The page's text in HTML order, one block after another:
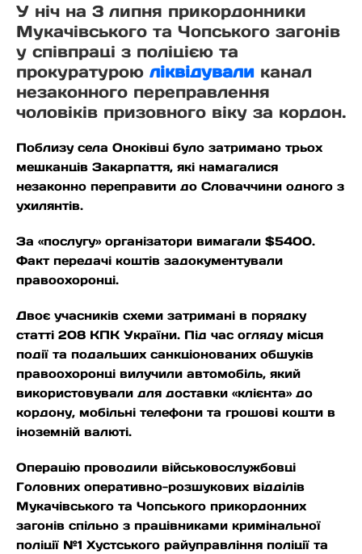
У ніч на 3 липня прикордонники
Мукачівського та Чопського загонів
у співпраці з поліцією та
прокуратурою ліквідували канал
незаконного переправлення
чоловіків призовного віку за кордон.
Поблизу села Оноківці було затримано трьох
мешканців Закарпаття, які намагалися
незаконно переправити до Словаччини одного з
ухилянтів.
За «послугу» організатори вимагали $5400.
Факт передачі коштів задокументували
правоохоронці.
Двоє учасників схеми затримані в порядку
статті 208 КПК України. Під час огляду місця
події та подальших санкціонованих обшуків
правоохоронці вилучили автомобіль, який
використовували для доставки «клієнта» до
кордону, мобільні телефони та грошові кошти в
іноземній валюті.
Операцію проводили військовослужбовці
Головних оперативно-розшукових відділів
Мукачівського та Чопського прикордонних
загонів спільно з працівниками кримінальної
поліції №1 Хустського райуправління поліції та